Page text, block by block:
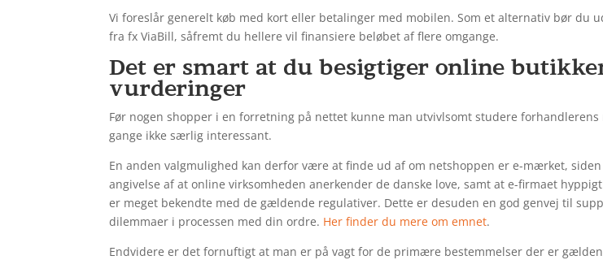
Vi foreslår generelt køb med kort eller betalinger med mobilen. Som et alternativ bør du
fra fx ViaBill, såfremt du hellere vil finansiere beløbet af flere omgange.
Det er smart at du besigtiger online
vurderinger
Før nogen shopper i en forretning på nettet kunne man utvivlsomt studere forhandlerens
gange ikke særlig interessant.
En anden valgmulighed kan derfor være at finde ud af om netshoppen er e-mærket,
angivelse af at online virksomheden anerkender de danske love, samt at e-firmaet
er meget bekendte med de gældende regulativer. Dette er desuden en god genvej til
dilemmaer i processen med din ordre. Her finder du mere om emnet.
Endvidere er det fornuftigt at man er på vagt for de primære bestemmelser der er